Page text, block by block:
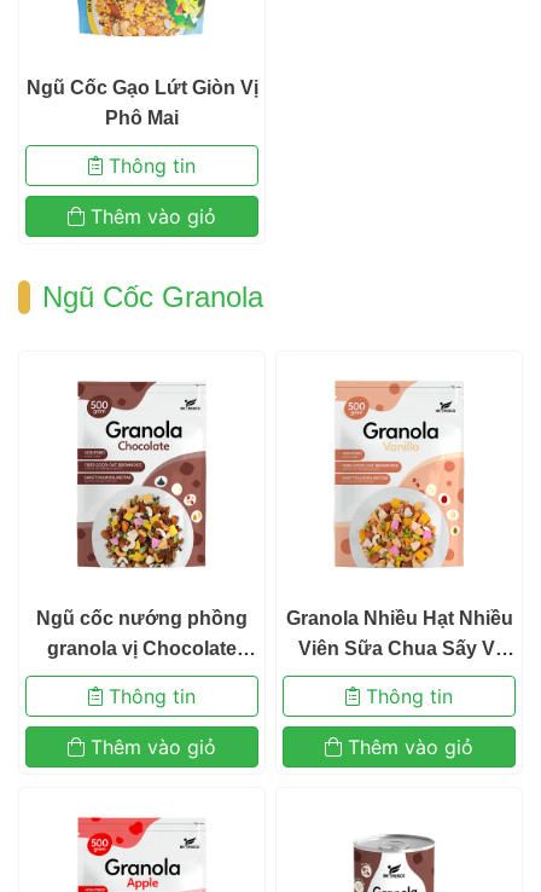
Ngũ Cốc Gạo Lứt Giòn Vị
Phô Mai
Thông tin
Thêm vào giỏ
Ngũ Cốc Granola
Ngũ cốc nướng phồng
granola vị Chocolate
380gr
Thông tin
Thêm vào giỏ
Granola Nhiều Hạt Nhiều
Viên Sữa Chua Sấy Vị
Vani Ngũ Cốc Ăn Kiêng
Befresco 380g
Thông tin
Thêm vào giỏ